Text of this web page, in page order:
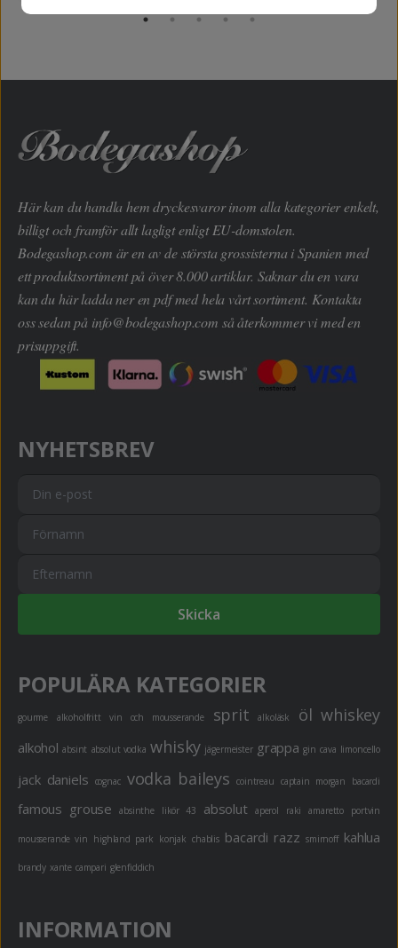
Här kan du handla hem dryckesvaror inom alla kategorier enkelt,
billigt och framför allt lagligt enligt EU-domstolen.
Bodegashop.com är en av de största grossisterna i Spanien med
ett produktsortiment på över 8.000 artiklar. Saknar du en vara
kan du här ladda ner en pdf med hela vårt sortiment. Kontakta
oss sedan på info@bodegashop.com så återkommer vi med en
prisuppgift.
NYHETSBREV
Skicka
POPULÄRA KATEGORIER
gourme alkoholfritt vin och mousserande sprit alkoläsk öl whiskey
alkohol absint absolut vodka whisky jägermeister grappa gin cava limoncello
jack daniels cognac vodka baileys cointreau captain morgan bacardi
famous grouse absinthe likör 43 absolut aperol raki amaretto portvin
mousserande vin highland park konjak chablis bacardi razz smirnoff kahlua
brandy xante campari glenfiddich
INFORMATION